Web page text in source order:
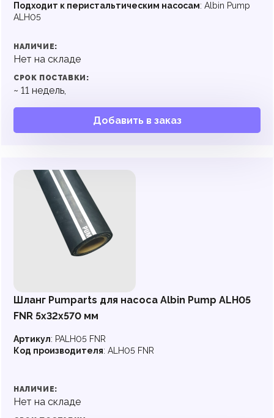
Подходит к перистальтическим насосам: Albin Pump
ALH05
НАЛИЧИЕ:
Нет на складе
СРОК ПОСТАВКИ:
~ 11 недель,
Добавить в заказ
Шланг Pumparts для насоса Albin Pump ALH05
FNR 5х32x570 мм
Артикул: PALH05 FNR
Код производителя: ALH05 FNR
НАЛИЧИЕ:
Нет на складе